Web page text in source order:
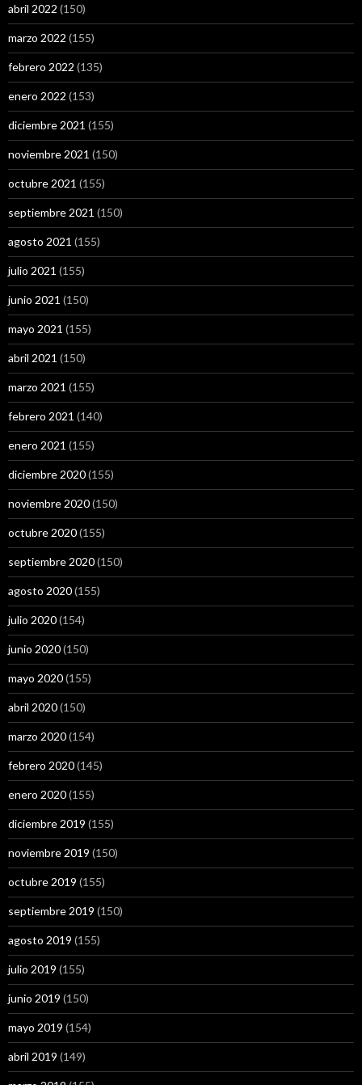
abril 2022 (150)
marzo 2022 (155)
febrero 2022 (135)
enero 2022 (153)
diciembre 2021 (155)
noviembre 2021 (150)
octubre 2021 (155)
septiembre 2021 (150)
agosto 2021 (155)
julio 2021 (155)
junio 2021 (150)
mayo 2021 (155)
abril 2021 (150)
marzo 2021 (155)
febrero 2021 (140)
enero 2021 (155)
diciembre 2020(155)
noviembre 2020(150)
octubre 2020(155)
septiembre 2020(150)
agosto 2020(155)
julio 2020(154)
junio 2020(150)
mayo 2020(155)
abril 2020(150)
marzo 2020(154)
febrero 2020(145)
enero 2020(155)
diciembre 2019 (155)
noviembre 2019 (150)
octubre 2019 (155)
septiembre 2019 (150)
agosto 2019 (155)
julio 2019 (155)
junio 2019 (150)
mayo 2019 (154)
abril 2019 (149)